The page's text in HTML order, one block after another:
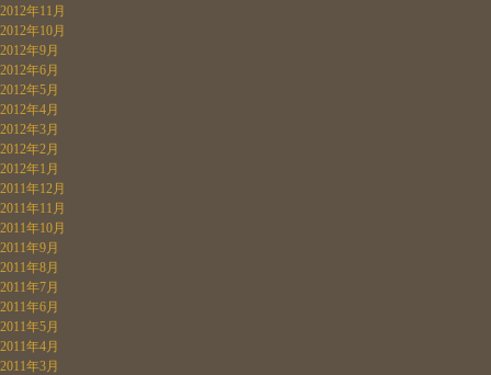
2012年11月
2012年10月
2012年9月
2012年6月
2012年5月
2012年4月
2012年3月
2012年2月
2012年1月
2011年12月
2011年11月
2011年10月
2011年9月
2011年8月
2011年7月
2011年6月
2011年5月
2011年4月
2011年3月